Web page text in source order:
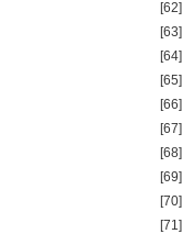
[62]
[63]
[64]
[65]
[66]
[67]
[68]
[69]
[70]
[71]